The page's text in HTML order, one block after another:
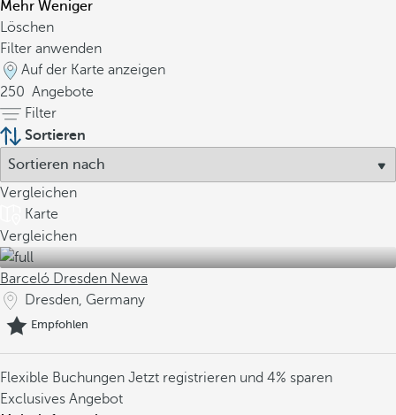
Mehr Weniger
Löschen
Filter anwenden
Auf der Karte anzeigen
250 Angebote
Filter
Sortieren
Vergleichen
Karte
Vergleichen
Barceló Dresden Newa
Dresden, Germany
Empfohlen
Flexible Buchungen Jetzt registrieren und 4% sparen
Exclusives Angebot